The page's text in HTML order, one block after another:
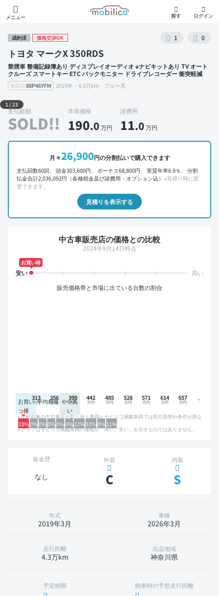
メニュー
モビリコ
探す ログイン
成約済 価格交渉OK 1 0
トヨタ マークX 350RDS
禁煙車 整備記録簿あり ディスプレイオーディオ ※ナビキットあり TV オート
クルーズ スマートキー ETC バックモニター ドライブレコーダー 衝突軽減
車両ID 88P46YFM 2019年・4.3万km・ブルー系
外装 左前
1 /23
支払総額
SOLD!!
本体価格
190.0万円
諸費用
11.0万円
月々26,900円の分割払いで購入できます
支払回数60回、 頭金303,600円、 ボーナス68,800円、 実質年率6.9％、 分割
払金合計2,036,092円（各種税金及び諸費用・オプション込） ※見積り時に変
更できます。
見積りを表示する
中古車販売店の価格との比較
2024年9月14日時点
お買い得
販売価格帯と市場に出ている台数の割合
お買い
得
平均相場 やや高
い
33%0%0%0%0%0%22%33%0%11%
313 356 399 442 485 528 571 614 657
比較対象の中古車店が取り扱う車両とモビリコ掲載車両では取引形態や条件が異な
るため、グラフは参考情報です。
グラフはモビリコ掲載車両の価格が「高い、安い」を示すものではありません。
板金歴
なし
外装
C
内装
S
年式
2019年3月
車検
2026年3月
走行距離
4.3万km
出品地域
神奈川県
予定納期 納車時の予想走行距離